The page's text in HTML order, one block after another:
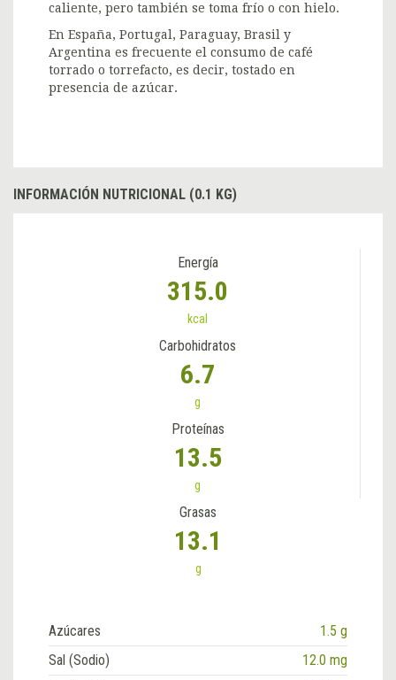
caliente, pero también se toma frío o con hielo.
En España, Portugal, Paraguay, Brasil y
Argentina es frecuente el consumo de café
torrado o torrefacto, es decir, tostado en
presencia de azúcar.
INFORMACIÓN NUTRICIONAL (0.1 KG)
Energía
315.0
kcal
Carbohidratos
6.7
g
Proteínas
13.5
g
Grasas
13.1
g
Azúcares
1.5 g
Sal (Sodio)
12.0 mg